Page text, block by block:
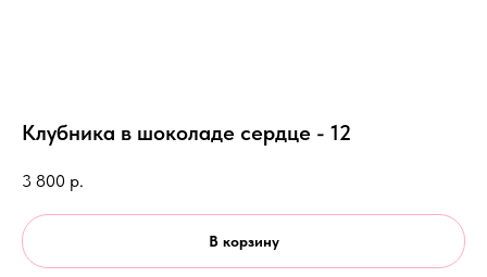
Клубника в шоколаде сердце - 12
3 800 р.
В корзину